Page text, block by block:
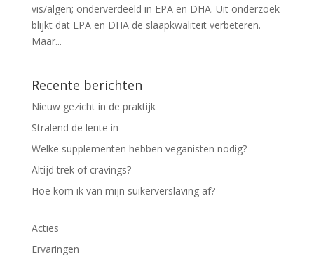
vis/algen; onderverdeeld in EPA en DHA. Uit onderzoek
blijkt dat EPA en DHA de slaapkwaliteit verbeteren.
Maar...
Recente berichten
Nieuw gezicht in de praktijk
Stralend de lente in
Welke supplementen hebben veganisten nodig?
Altijd trek of cravings?
Hoe kom ik van mijn suikerverslaving af?
Acties
Ervaringen